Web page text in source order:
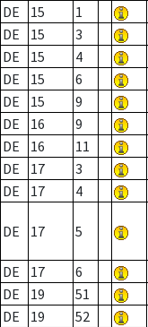
DE
15 1
DE
15 3
DE
15 4
DE
15 6
DE
15 9
DE
16 9
DE
16 11
DE
17 3
DE
17 4
DE 17 5
DE 17 6
DE
19 51
DE
19 52